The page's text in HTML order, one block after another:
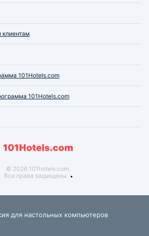
101Hotels.com
101Hotels.com
© 2026 101hotels.com.
Все права защищены.
для настольных компьютеров